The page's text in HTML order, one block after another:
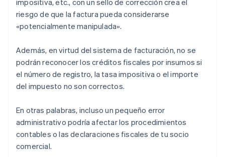
impositiva, etc., con un sello de corrección crea el
riesgo de que la factura pueda considerarse
«potencialmente manipulada».
Además, en virtud del sistema de facturación, no se
podrán reconocer los créditos fiscales por insumos si
el número de registro, la tasa impositiva o el importe
del impuesto no son correctos.
En otras palabras, incluso un pequeño error
administrativo podría afectar los procedimientos
contables o las declaraciones fiscales de tu socio
comercial.